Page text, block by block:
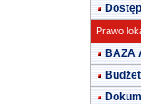
Prawo
BAZA